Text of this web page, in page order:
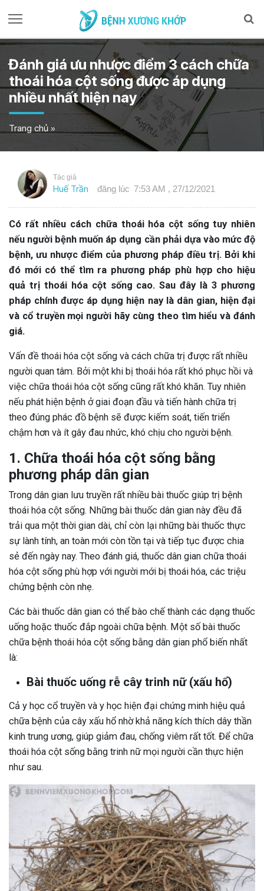
Đánh giá ưu nhược điểm 3 cách chữa
thoái hóa cột sống được áp dụng
nhiều nhất hiện nay
Trang chủ »
Tác giả
Huế Trần đăng lúc 7:53 AM , 27/12/2021
Có rất nhiều cách chữa thoái hóa cột sống tuy nhiên
nếu người bệnh muốn áp dụng cần phải dựa vào mức độ
bệnh, ưu nhược điểm của phương pháp điều trị. Bởi khi
đó mới có thể tìm ra phương pháp phù hợp cho hiệu
quả trị thoái hóa cột sống cao. Sau đây là 3 phương
pháp chính được áp dụng hiện nay là dân gian, hiện đại
và cổ truyền mọi người hãy cùng theo tìm hiểu và đánh
giá.
Vấn đề thoái hóa cột sống và cách chữa trị được rất nhiều
người quan tâm. Bởi một khi bị thoái hóa rất khó phục hồi và
việc chữa thoái hóa cột sống cũng rất khó khăn. Tuy nhiên
nếu phát hiện bệnh ở giai đoạn đầu và tiến hành chữa trị
theo đúng phác đồ bệnh sẽ được kiếm soát, tiến triển
chậm hơn và ít gây đau nhức, khó chịu cho người bệnh.
1. Chữa thoái hóa cột sống bằng
phương pháp dân gian
Trong dân gian lưu truyền rất nhiều bài thuốc giúp trị bệnh
thoái hóa cột sống. Những bài thuốc dân gian này đều đã
trải qua một thời gian dài, chỉ còn lại những bài thuốc thực
sự lành tính, an toàn mới còn tồn tại và tiếp tục được chia
sẻ đến ngày nay. Theo đánh giá, thuốc dân gian chữa thoái
hóa cột sống phù hợp với người mới bị thoái hóa, các triệu
chứng bệnh còn nhẹ.
Các bài thuốc dân gian có thể bào chế thành các dạng thuốc
uống hoặc thuốc đắp ngoài chữa bệnh. Một số bài thuốc
chữa bệnh thoái hóa cột sống bằng dân gian phổ biến nhất
là:
Bài thuốc uống rễ cây trinh nữ (xấu hổ)
Cả y học cổ truyền và y học hiện đại chứng minh hiệu quả
chữa bệnh của cây xấu hổ nhờ khả năng kích thích dây thần
kinh trung ương, giúp giảm đau, chống viêm rất tốt. Để chữa
thoái hóa cột sống bằng trinh nữ mọi người cần thực hiện
như sau.